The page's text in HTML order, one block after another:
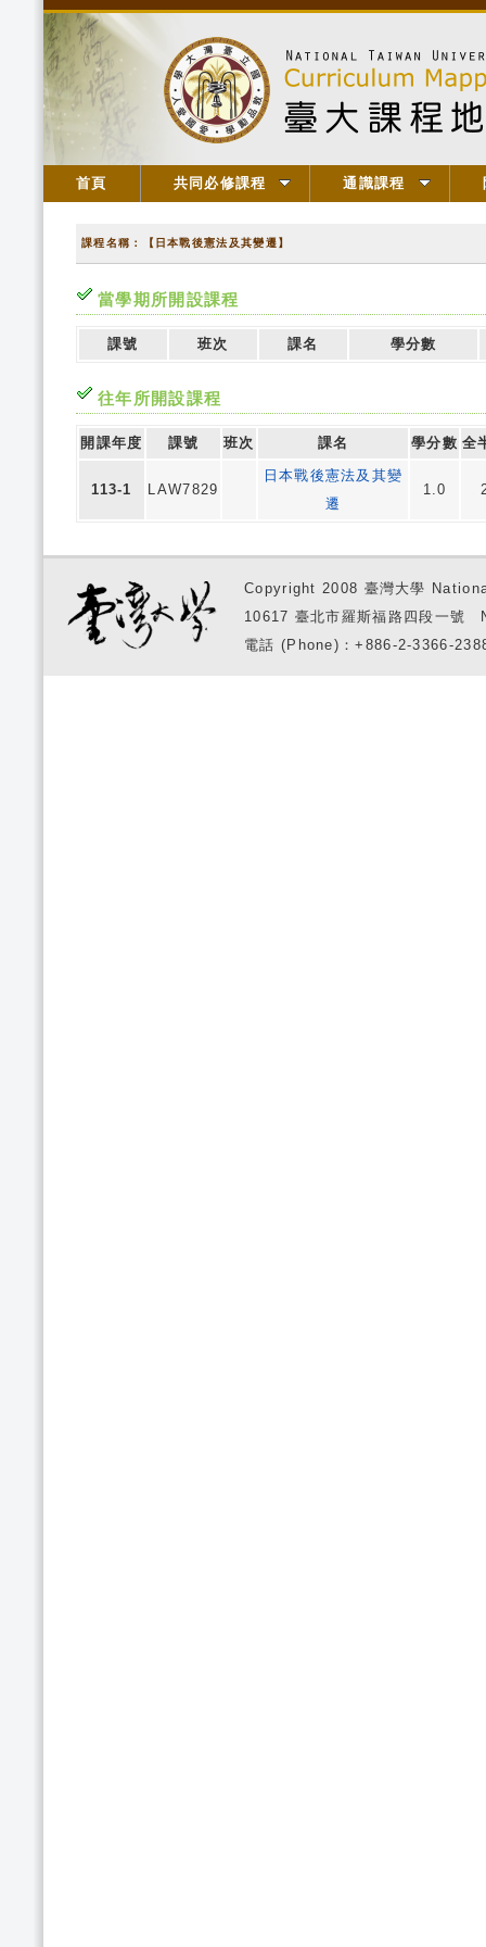
首頁 共同必修課程 通識課程
課程名稱：【日本戰後憲法及其變遷】
當學期所開設課程
課號 班次 課名 學分數
往年所開設課程
開課年度 課號 班次 課名 學分數 全
113-1 LAW7829
日本戰後憲法及其變
遷
1.0
Copyright 2008 臺灣大學
10617 臺北市羅斯福路四段一
電話 (Phone)：+886-2-3366-